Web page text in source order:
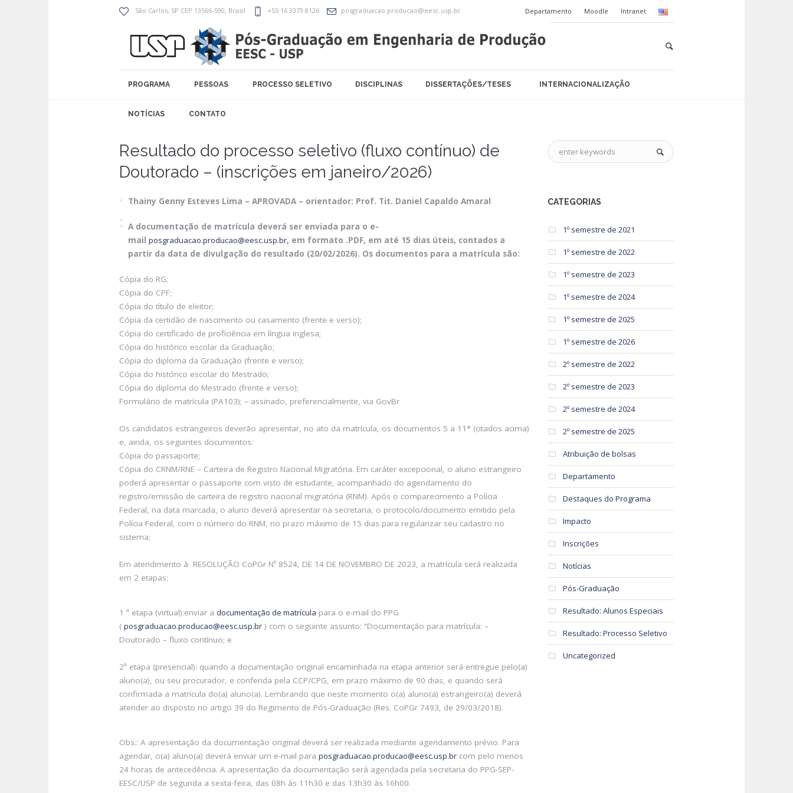
Departamento Moodle Intranet
São Carlos, SP CEP 13566-590, Brasil +55 16 3373.8126 posgraduacao.producao@eesc.usp.br
PROGRAMA PESSOAS PROCESSO SELETIVO DISCIPLINAS DISSERTAÇÕES/TESES INTERNACIONALIZAÇÃO
NOTÍCIAS CONTATO
Resultado do processo seletivo (fluxo contínuo) de
Doutorado – (inscrições em janeiro/2026)
Thainy Genny Esteves Lima – APROVADA – orientador: Prof. Tit. Daniel Capaldo Amaral
A documentação de matrícula deverá ser enviada para o e-
mail posgraduacao.producao@eesc.usp.br, em formato .PDF, em até 15 dias úteis, contados a
partir da data de divulgação do resultado (20/02/2026). Os documentos para a matrícula são:
Cópia do RG;
Cópia do CPF;
Cópia do título de eleitor;
Cópia da certidão de nascimento ou casamento (frente e verso);
Cópia do certificado de proficiência em língua inglesa;
Cópia do histórico escolar da Graduação;
Cópia do diploma da Graduação (frente e verso);
Cópia do histórico escolar do Mestrado;
Cópia do diploma do Mestrado (frente e verso);
Formulário de matrícula (PA103); – assinado, preferencialmente, via GovBr
Os candidatos estrangeiros deverão apresentar, no ato da matrícula, os documentos 5 a 11* (citados acima)
e, ainda, os seguintes documentos:
Cópia do passaporte;
Cópia do CRNM/RNE – Carteira de Registro Nacional Migratória. Em caráter excepcional, o aluno estrangeiro
poderá apresentar o passaporte com visto de estudante, acompanhado do agendamento do
registro/emissão de carteira de registro nacional migratória (RNM). Após o comparecimento a Polícia
Federal, na data marcada, o aluno deverá apresentar na secretaria, o protocolo/documento emitido pela
Polícia Federal, com o número do RNM, no prazo máximo de 15 dias para regularizar seu cadastro no
sistema;
Em atendimento à RESOLUÇÃO CoPGr Nº 8524, DE 14 DE NOVEMBRO DE 2023, a matrícula será realizada
em 2 etapas:
1 ª etapa (virtual):enviar a documentação de matrícula para o e-mail do PPG
( posgraduacao.producao@eesc.usp.br ) com o seguinte assunto: “Documentação para matrícula: –
Doutorado – fluxo contínuo; e
2ª etapa (presencial): quando a documentação original encaminhada na etapa anterior será entregue pelo(a)
aluno(a), ou seu procurador, e conferida pela CCP/CPG, em prazo máximo de 90 dias, e quando será
confirmada a matrícula do(a) aluno(a). Lembrando que neste momento o(a) aluno(a) estrangeiro(a) deverá
atender ao disposto no artigo 39 do Regimento de Pós-Graduação (Res. CoPGr 7493, de 29/03/2018).
Obs.: A apresentação da documentação original deverá ser realizada mediante agendamento prévio. Para
agendar, o(a) aluno(a) deverá enviar um e-mail para posgraduacao.producao@eesc.usp.br com pelo menos
24 horas de antecedência. A apresentação da documentação será agendada pela secretaria do PPG-SEP-
EESC/USP de segunda a sexta-feira, das 08h às 11h30 e das 13h30 às 16h00.
CATEGORIAS
1º semestre de 2021
1º semestre de 2022
1º semestre de 2023
1º semestre de 2024
1º semestre de 2025
1º semestre de 2026
2º semestre de 2022
2º semestre de 2023
2º semestre de 2024
2º semestre de 2025
Atribuição de bolsas
Departamento
Destaques do Programa
Impacto
Inscrições
Notícias
Pós-Graduação
Resultado: Alunos Especiais
Resultado: Processo Seletivo
Uncategorized